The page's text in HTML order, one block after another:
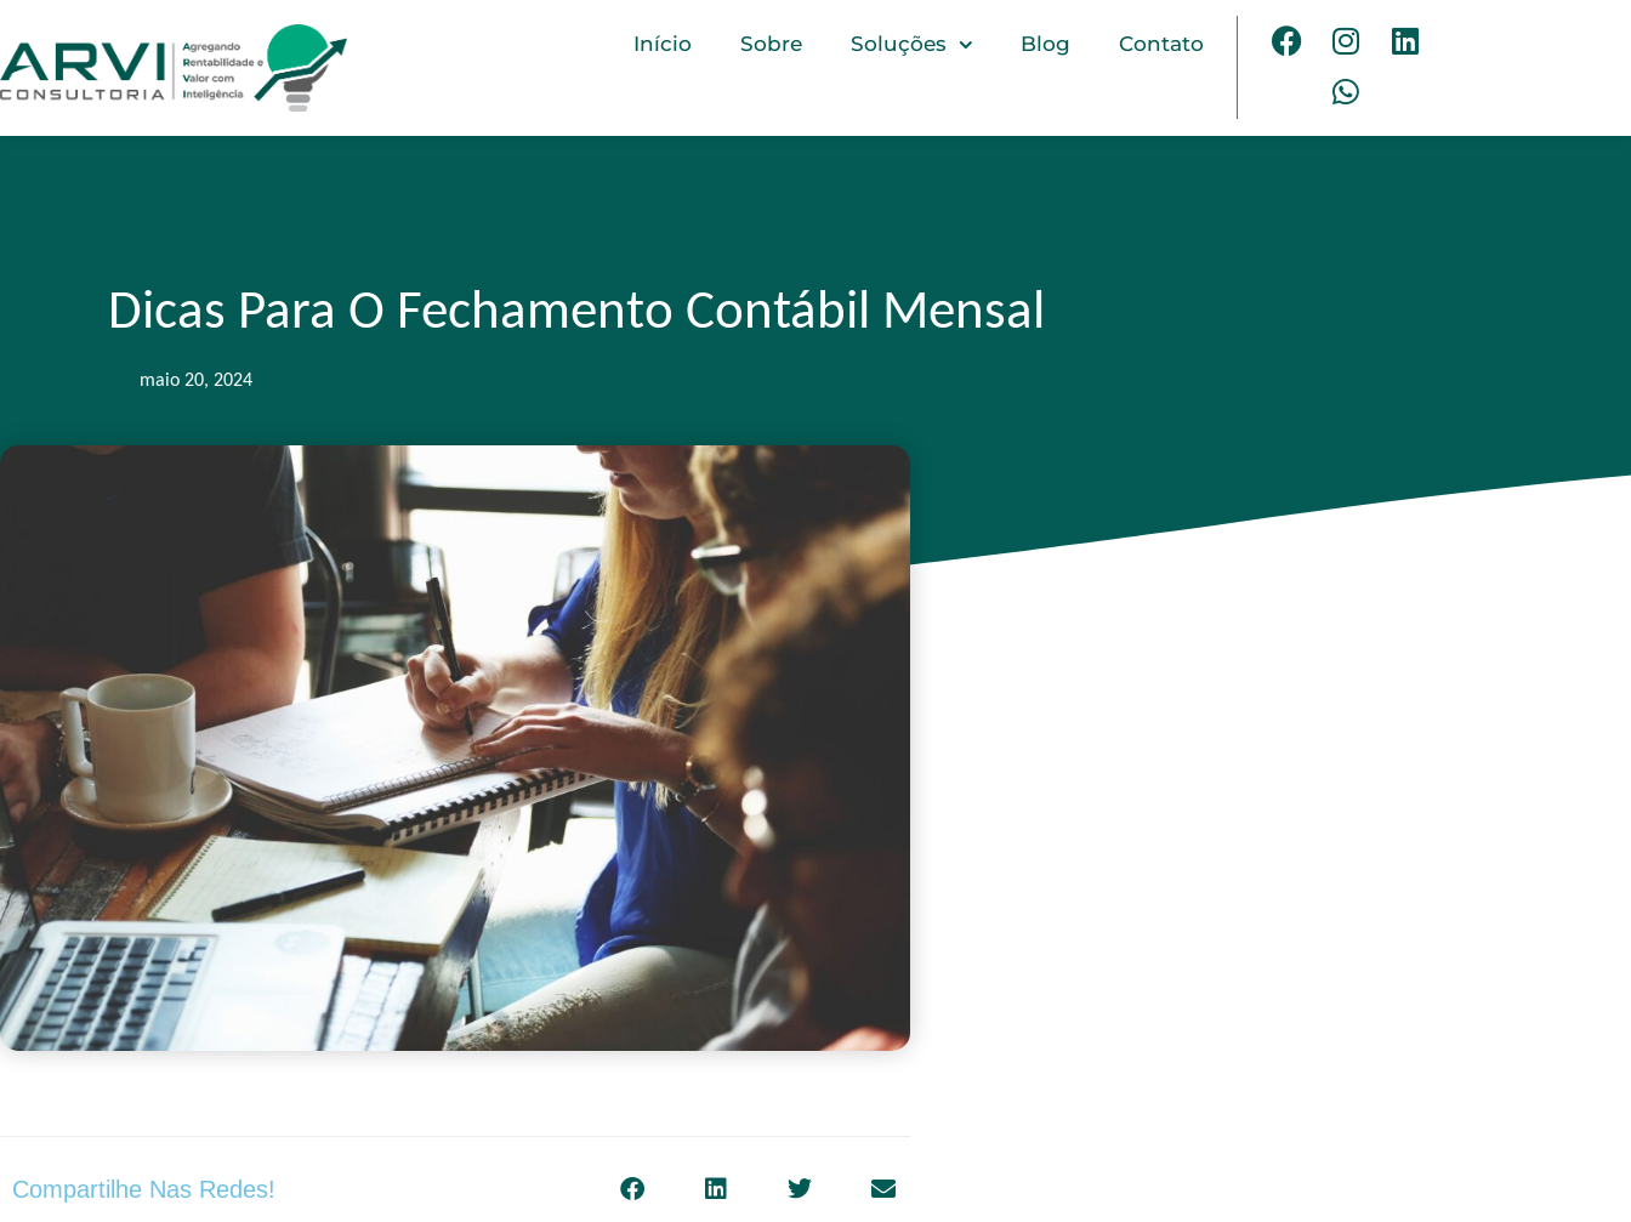
Início Sobre Soluções Blog Contato
Dicas Para O Fechamento Contábil Mensal
maio 20, 2024
Compartilhe Nas Redes!